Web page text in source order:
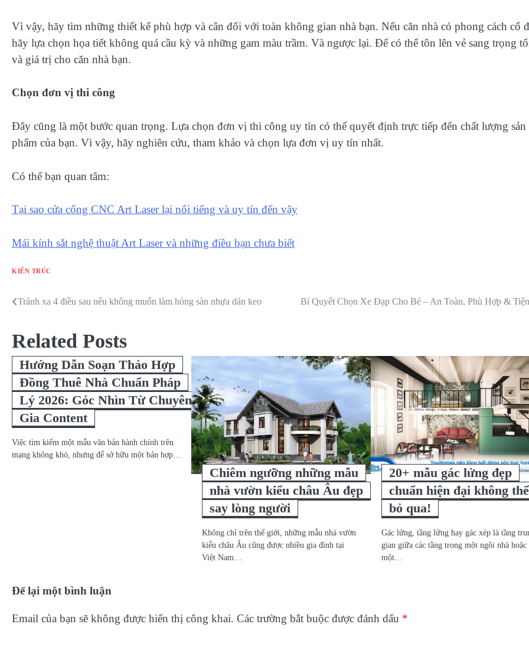
Vì vậy, hãy tìm những thiết kế phù hợp và cân đối với toàn không gian nhà bạn. Nếu căn nhà có phong cách cổ
hãy lựa chọn họa tiết không quá cầu kỳ và những gam màu trầm. Và ngược lại. Để có thể tôn lên vẻ sang trọng
và giá trị cho căn nhà bạn.
Chọn đơn vị thi công
Đây cũng là một bước quan trọng. Lựa chọn đơn vị thi công uy tín có thể quyết định trực tiếp đến chất lượng sản
phẩm của bạn. Vì vậy, hãy nghiên cứu, tham khảo và chọn lựa đơn vị uy tín nhất.
Có thể bạn quan tâm:
Tại sao cửa cổng CNC Art Laser lại nổi tiếng và uy tín đến vậy
Mái kính sắt nghệ thuật Art Laser và những điều bạn chưa biết
KIẾN TRÚC
Điều
bài
viết
Tránh xa 4 điều sau nếu không muốn làm hỏng sàn nhựa dán keo Bí Quyết Chọn Xe Đạp Cho Bé – An Toàn, Phù Hợp &
Related Posts
Hướng Dẫn Soạn Thảo Hợp
Đồng Thuê Nhà Chuẩn Pháp
Lý 2026: Góc Nhìn Từ Chuyên
Gia Content
Việc tìm kiếm một mẫu văn bản hành chính trên
mạng không khó, nhưng để sở hữu một bản hợp…
Chiêm ngưỡng những mẫu
nhà vườn kiểu châu Âu đẹp
say lòng người
Không chỉ trên thế giới, những mẫu nhà vườn
kiểu châu Âu cũng được nhiều gia đình tại
Việt Nam…
20+ mẫu gác lửng đẹp
chuẩn hiện đại không thể
bỏ qua!
Gác lửng, tầng lửng hay gác xép là tầng
gian giữa các tầng trong một ngôi nhà hoặc
một…
Để lại một bình luận
Email của bạn sẽ không được hiển thị công khai. Các trường bắt buộc được đánh dấu *